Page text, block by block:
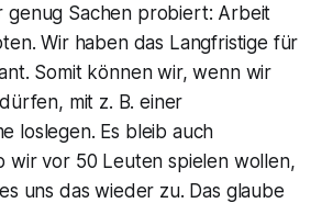
genug Sachen probiert: Arbeit
Wir haben das Langfristige für
Somit können wir, wenn wir
mit z. B. einer
loslegen. Es bleib auch
wir vor 50 Leuten spielen wollen,
uns das wieder zu. Das glaube